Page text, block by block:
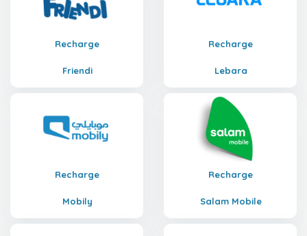
Recharge
Friendi
Recharge
Lebara
Recharge
Mobily
Recharge
Salam Mobile